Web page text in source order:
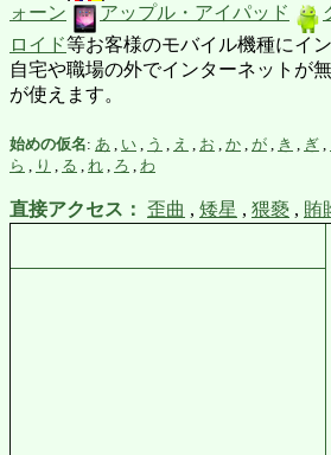
ォーン
アップル・アイパッド
ロイド等お客様のモバイル機種にイ
自宅や職場の外でインターネットが
が使えます。
始めの仮名: あ い う え お か が き ぎ
ら
り る れ ろ わ
直接アクセス： 歪曲 , 矮星 , 猥褻 , 賄